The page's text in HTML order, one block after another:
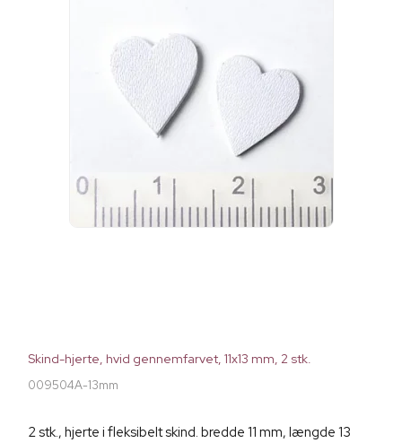
Skind-hjerte, hvid gennemfarvet, 11x13 mm, 2 stk.
009504A-13mm
2 stk., hjerte i fleksibelt skind. bredde 11 mm, længde 13